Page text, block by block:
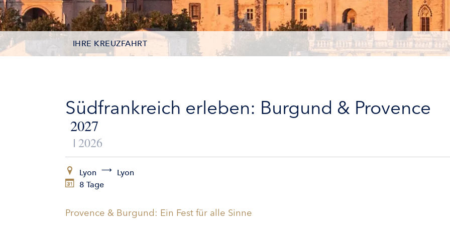
IHRE KREUZFAHRT
ZUSATZLEISTUNGEN
SCHIFFE
Südfrankreich erleben: Burgund & Provence
2027
2026
Lyon
Lyon
8 Tage
Provence & Burgund: Ein Fest für alle Sinne